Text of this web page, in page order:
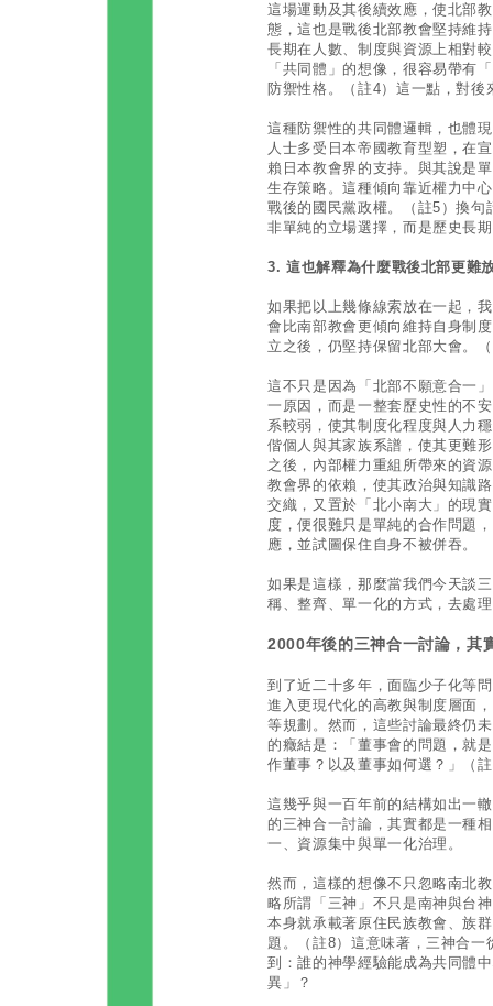
這場運動及其後續效應，使北部
態，這也是戰後北部教會堅持維
長期在人數、制度與資源上相對
「共同體」的想像，很容易帶有
防禦性格。（註4）這一點，對
這種防禦性的共同體邏輯，也體
人士多受日本帝國教育型塑，在
賴日本教會界的支持。與其說是
生存策略。這種傾向靠近權力中
戰後的國民黨政權。（註5）換
非單純的立場選擇，而是歷史長
3. 這也解釋為什麼戰後北部更難
如果把以上幾條線索放在一起，
會比南部教會更傾向維持自身制
立之後，仍堅持保留北部大會。
這不只是因為「北部不願意合一
一原因，而是一整套歷史性的不
系較弱，使其制度化程度與人力
偕個人與其家族系譜，使其更難
之後，內部權力重組所帶來的資
教會界的依賴，使其政治與知識
交織，又置於「北小南大」的現
度，便很難只是單純的合作問題
應，並試圖保住自身不被併吞。
如果是這樣，那麼當我們今天談
稱、整齊、單一化的方式，去處
2000年後的三神合一討論，其
到了近二十多年，面臨少子化等
進入更現代化的高教與制度層面
等規劃。然而，這些討論最終仍
的癥結是：「董事會的問題，就
作董事？以及董事如何選？」（
這幾乎與一百年前的結構如出一
的三神合一討論，其實都是一種
一、資源集中與單一化治理。
然而，這樣的想像不只忽略南北
略所謂「三神」不只是南神與台
本身就承載著原住民族教會、族
題。（註8）這意味著，三神合
到：誰的神學經驗能成為共同體
異」？